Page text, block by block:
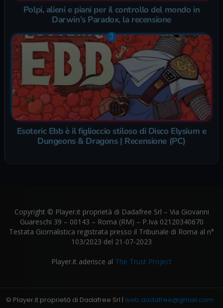
Polpi, alieni e piani per il controllo del mondo in
Darwin’s Paradox, la recensione
Esoteric Ebb è il figlioccio stiloso di Disco Elysium e
Dungeons & Dragons | Recensione (PC)
Copyright © Player.it proprietà di Dadafree Srl – Via Giovanni
Guareschi 39 – 00143 – Roma (RM) – P.Iva 02120340670
Testata Giornalistica registrata presso il Tribunale di Roma al n°
103/2023 del 21-07-2023
Player.it aderisce al The Trust Project
© Player.it proprietà di Dadafree Srl | web.dadafree@gmail.com